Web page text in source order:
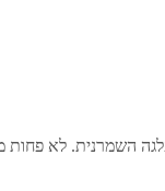
השמרנית. לא